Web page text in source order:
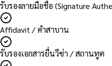
รับรองลายมือชื่อ (Signature
Affidavit / คำสาบาน
รับรองเอกสารยื่นวีซ่า / สถานทูต